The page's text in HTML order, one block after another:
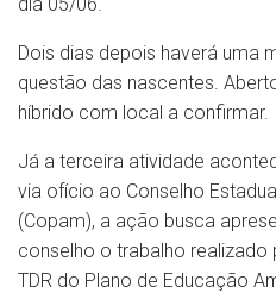
Dois dias depois haverá uma
questão das nascentes.
híbrido com local a confirmar.
Já a terceira atividade
via ofício ao Conselho
(Copam), a ação busca
conselho o trabalho realizado
TDR do Plano de Educação